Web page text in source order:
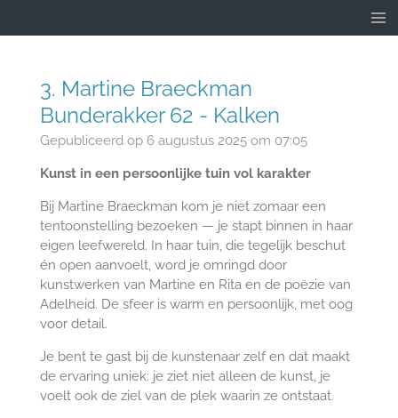
direct
hoofdinhoud
3. Martine Braeckman
Bunderakker 62 - Kalken
Gepubliceerd op 6 augustus 2025 om 07:05
Kunst in een persoonlijke tuin vol karakter
Bij Martine Braeckman kom je niet zomaar een
tentoonstelling bezoeken — je stapt binnen in haar
eigen leefwereld. In haar tuin, die tegelijk beschut
én open aanvoelt, word je omringd door
kunstwerken van Martine en Rita en de poëzie van
Adelheid. De sfeer is warm en persoonlijk, met oog
voor detail.
Je bent te gast bij de kunstenaar zelf en dat maakt
de ervaring uniek: je ziet niet alleen de kunst, je
voelt ook de ziel van de plek waarin ze ontstaat.